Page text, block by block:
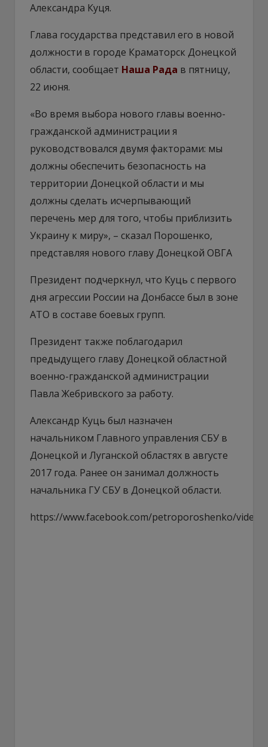
Александра Куця.
Глава государства представил его в новой
должности в городе Краматорск Донецкой
области, сообщает Наша Рада в пятницу,
22 июня.
«Во время выбора нового главы военно-
гражданской администрации я
руководствовался двумя факторами: мы
должны обеспечить безопасность на
территории Донецкой области и мы
должны сделать исчерпывающий
перечень мер для того, чтобы приблизить
Украину к миру», – сказал Порошенко,
представляя нового главу Донецкой ОВГА
Президент подчеркнул, что Куць с первого
дня агрессии России на Донбассе был в зоне
АТО в составе боевых групп.
Президент также поблагодарил
предыдущего главу Донецкой областной
военно-гражданской администрации
Павла Жебривского за работу.
Александр Куць был назначен
начальником Главного управления СБУ в
Донецкой и Луганской областях в августе
2017 года. Ранее он занимал должность
начальника ГУ СБУ в Донецкой области.
https://www.facebook.com/petroporoshenko/